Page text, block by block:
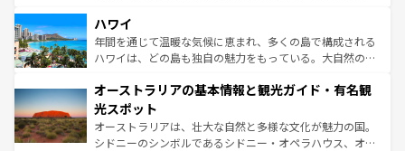
着のスイス情報は
のような巨大都市は、観光、ショッピング、エンターテイ
ンメントが詰まった刺激的なスポットだ。一方、アメリカ
西部には大自然が広がり、グランドキャニオンやイエロー
部のニューオーリンズでは、音楽と美食が融合した独特の
文化が魅力。旅行者はアメリカの各地域で異なる魅力を楽
しみながら、その多様性と豊かな歴史を感じることができ
るだろう。車でのロードトリップや列車の旅も、アメリカ
ハワイ
年間を通じて温暖な気候に恵まれ、多くの島で構成される
ハワイは、どの島も独自の魅力をもっている。大自然の神
ワイ島は見逃せない。また、定番の観光地といえばオアフ
島だが、静かな自然を求めるならマウイ島やカウアイ島が
おすすめ。エメラルドグリーンに輝く海をはじめ、豊かな
文化や歴史が息づいている。「アロハスピリット」と呼ば
オーストラリアの基本情報と観光ガイド・有名観
光スポット
オーストラリアは、壮大な自然と多様な文化が魅力の国。
シドニーのシンボルであるシドニー・オペラハウス、オー